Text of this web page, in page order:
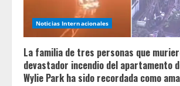
Noticias Internacionales
La familia de tres personas que
devastador incendio del apartamento
Wylie Park ha sido recordada como